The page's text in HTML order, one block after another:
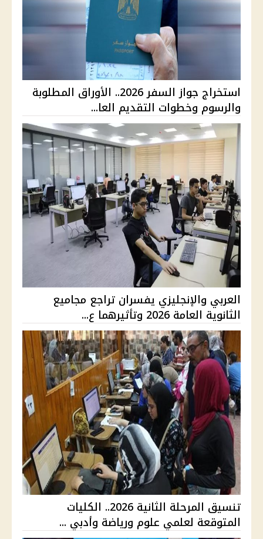
استخراج جواز السفر 2026.. الأوراق المطلوبة
والرسوم وخطوات التقديم العا...
العربي والإنجليزي يفسران تراجع مجاميع
الثانوية العامة 2026 وتأثيرهما ع...
تنسيق المرحلة الثانية 2026.. الكليات
المتوقعة لعلمي علوم ورياضة وأدبي ...